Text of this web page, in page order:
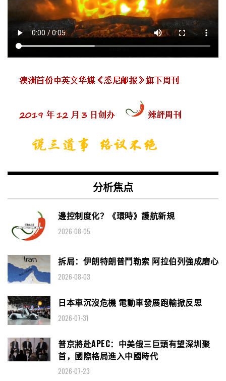
分析焦点
邊控制度化？《環時》護航新規
2026-08-05
拆局：伊朗特朗普鬥勒索 阿拉伯列強成磨心
2026-08-03
日本車沉沒危機 電動車發展跑輸掀反思
2026-07-31
普京將赴APEC：中美俄三巨頭有望深圳聚
首，國際格局進入中國時代
2026-07-23